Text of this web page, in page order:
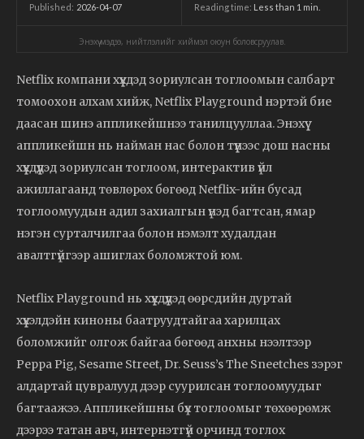
Published: 2026-04-07 Reading time: Less than 1 min.
Энэхүү мэдээ, нийтлэлийг хиймэл оюун боловсруулав.
Netflix компани хүүхдэд зориулсан тоглоомын салбарт
томоохон алхам хийж, Netflix Playground нэртэй бие
даасан шинэ аппликейшнээ танилцууллаа. Энэхүү
аппликейшн нь найман нас болон түүнээс дош насны
хүүхдүүдэд зориулсан тоглоом, интерактив үйл
ажиллагаанд төвлөрөх бөгөөд Netflix-ийн бусад
тоглоомуудын адил захиалгын үнэд багтсан, ямар
нэгэн сурталчилгаа болон нэмэлт худалдан
авалтгүйгээр ашиглах боломжтой юм.
Netflix Playground нь хүүхдүүдэд өөрсдийн дуртай
хүүхэлдэйн киноны баатруудтайгаа харилцах
боломжийг олгож байгаа бөгөөд анхны нээлтээр
Peppa Pig, Sesame Street, Dr. Seuss’s The Sneetches зэрэг
алдартай цувралууд дээр суурилсан тоглоомуудыг
багтаажээ. Аппликейшны бүх тоглоомыг төхөөрөмж
дээрээ татан авч, интернэтгүй орчинд тоглох